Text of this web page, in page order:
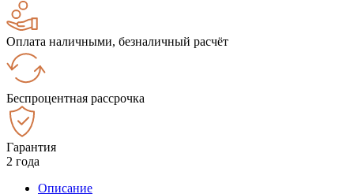
Оплата наличными, безналичный расчёт
Беспроцентная рассрочка
Гарантия
2 года
Описание